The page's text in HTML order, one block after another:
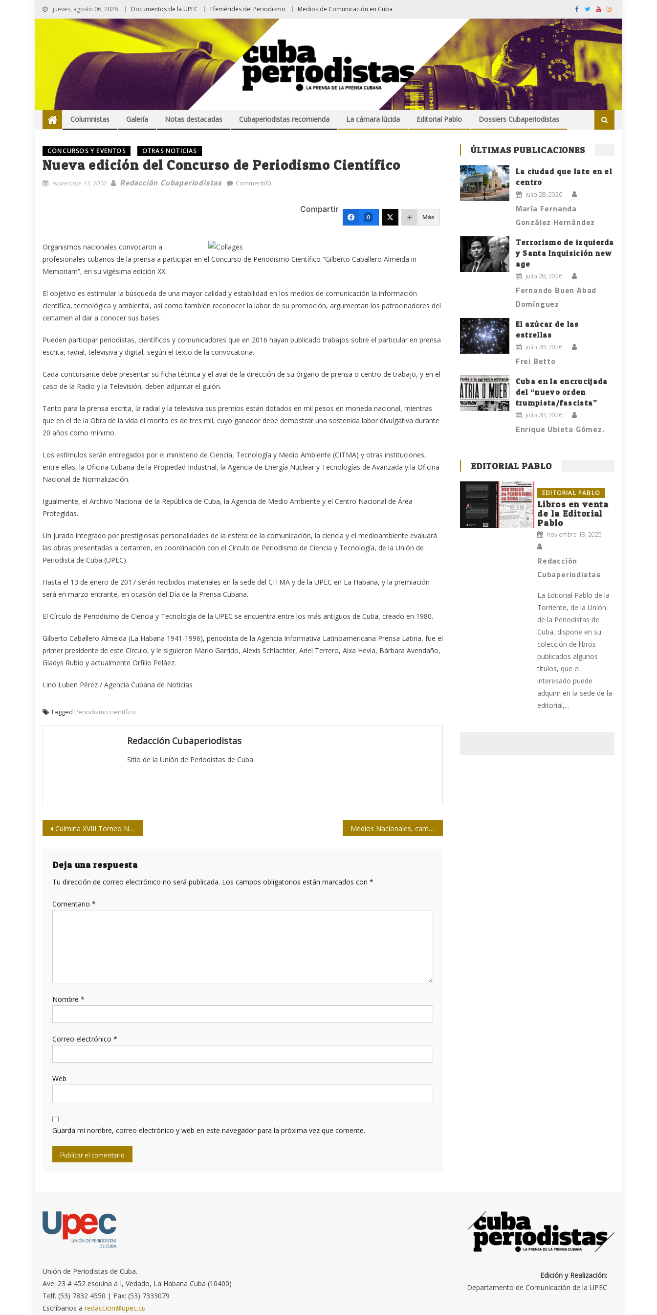
jueves, agosto 06, 2026 Documentos de la UPEC Efemérides del Periodismo Medios de Comunicación en Cuba
Columnistas Galería Notas destacadas Cubaperiodistas recomienda La cámara lúcida Editorial Pablo Dossiers Cubaperiodistas
CONCURSOS Y EVENTOS OTRAS NOTICIAS
Nueva edición del Concurso de Periodismo Científico
noviembre 13, 2016 Redacción Cubaperiodistas Comment(0)
Compartir
0 Más
Organismos nacionales convocaron a
profesionales cubanos de la prensa a participar en el Concurso de Periodismo Científico “Gilberto Caballero Almeida in
Memoriam”, en su vigésima edición XX.
El objetivo es estimular la búsqueda de una mayor calidad y estabilidad en los medios de comunicación la información
científica, tecnológica y ambiental, así como también reconocer la labor de su promoción, argumentan los patrocinadores del
certamen al dar a conocer sus bases.
Pueden participar periodistas, científicos y comunicadores que en 2016 hayan publicado trabajos sobre el particular en prensa
escrita, radial, televisiva y digital, según el texto de la convocatoria.
Cada concursante debe presentar su ficha técnica y el aval de la dirección de su órgano de prensa o centro de trabajo, y en el
caso de la Radio y la Televisión, deben adjuntar el guión.
Tanto para la prensa escrita, la radial y la televisiva sus premios están dotados en mil pesos en moneda nacional, mientras
que en el de la Obra de la vida el monto es de tres mil, cuyo ganador debe demostrar una sostenida labor divulgativa durante
20 años como mínimo.
Los estímulos serán entregados por el ministerio de Ciencia, Tecnología y Medio Ambiente (CITMA) y otras instituciones,
entre ellas, la Oficina Cubana de la Propiedad Industrial, la Agencia de Energía Nuclear y Tecnologías de Avanzada y la Oficina
Nacional de Normalización.
Igualmente, el Archivo Nacional de la República de Cuba, la Agencia de Medio Ambiente y el Centro Nacional de Área
Protegidas.
Un jurado integrado por prestigiosas personalidades de la esfera de la comunicación, la ciencia y el medioambiente evaluará
las obras presentadas a certamen, en coordinación con el Círculo de Periodismo de Ciencia y Tecnología, de la Unión de
Periodista de Cuba (UPEC).
Hasta el 13 de enero de 2017 serán recibidos materiales en la sede del CITMA y de la UPEC en La Habana, y la premiación
será en marzo entrante, en ocasión del Día de la Prensa Cubana.
El Círculo de Periodismo de Ciencia y Tecnología de la UPEC se encuentra entre los más antiguos de Cuba, creado en 1980.
Gilberto Caballero Almeida (La Habana 1941-1996), periodista de la Agencia Informativa Latinoamericana Prensa Latina, fue el
primer presidente de este Círculo, y le siguieron Mario Garrido, Alexis Schlachter, Ariel Terrero, Aixa Hevia, Bárbara Avendaño,
Gladys Rubio y actualmente Orfilio Peláez.
Lino Luben Pérez / Agencia Cubana de Noticias
Tagged Periodismo científico
Redacción Cubaperiodistas
Sitio de la Unión de Periodistas de Cuba
Navegación
entradas
Culmina XVIII Torneo Nacional de Softbol de la Prensa Medios Nacionales, campeón por sexta vez del Softbol de la prensa
Deja una respuesta
Tu dirección de correo electrónico no será publicada. Los campos obligatorios están marcados con *
Comentario *
Nombre *
Correo electrónico *
Web
Guarda mi nombre, correo electrónico y web en este navegador para la próxima vez que comente.
ÚLTIMAS PUBLICACIONES
La ciudad que late en el
centro
julio 28, 2026
María Fernanda
González Hernández
Terrorismo de izquierda
y Santa Inquisición new
age
julio 28, 2026
Fernando Buen Abad
Domínguez
El azúcar de las
estrellas
julio 28, 2026
Frei Betto
Cuba en la encrucijada
del “nuevo orden
trumpista/fascista”
julio 28, 2026
Enrique Ubieta Gómez.
EDITORIAL PABLO
EDITORIAL PABLO
Libros en venta
de la Editorial
Pablo
noviembre 13, 2025
Redacción
Cubaperiodistas
La Editorial Pablo de la
Torriente, de la Unión
de la Periodistas de
Cuba, dispone en su
colección de libros
publicados algunos
títulos, que el
interesado puede
adquirir en la sede de la
editorial,...
Unión de Periodistas de Cuba.
Ave. 23 # 452 esquina a I, Vedado, La Habana Cuba (10400)
Telf. (53) 7832 4550 | Fax: (53) 7333079
Escríbanos aredaccion@upec.cu
Edición y Realización:
Departamento de Comunicación de la UPEC